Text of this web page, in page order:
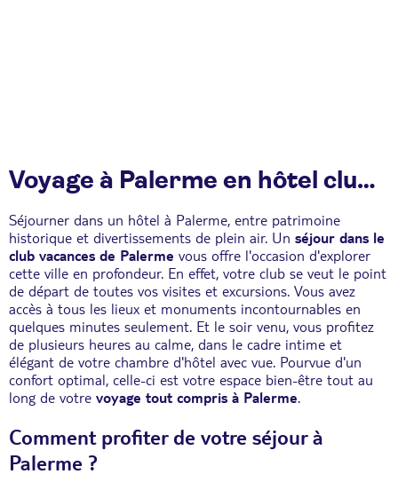
Voyage à Palerme en hôtel club tout inclus, détente et bien-être
Séjourner dans un hôtel à Palerme, entre patrimoine
historique et divertissements de plein air. Un séjour dans le
club vacances de Palerme vous offre l'occasion d'explorer
cette ville en profondeur. En effet, votre club se veut le point
de départ de toutes vos visites et excursions. Vous avez
accès à tous les lieux et monuments incontournables en
quelques minutes seulement. Et le soir venu, vous profitez
de plusieurs heures au calme, dans le cadre intime et
élégant de votre chambre d'hôtel avec vue. Pourvue d'un
confort optimal, celle-ci est votre espace bien-être tout au
long de votre voyage tout compris à Palerme.
Comment profiter de votre séjour à
Palerme ?